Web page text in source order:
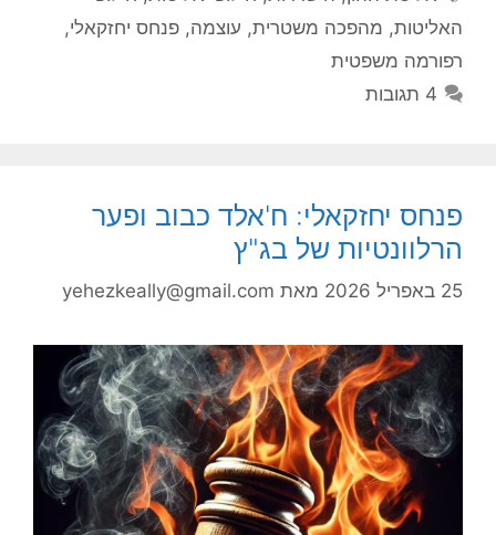
האליטות, מהפכה משטרית, עוצמה, פנחס יחזקאלי,
רפורמה משפטית
4 תגובות
פנחס יחזקאלי: ח'אלד כבוב ופער
הרלוונטיות של בג"ץ
25 באפריל 2026 מאת yehezkeally@gmail.com